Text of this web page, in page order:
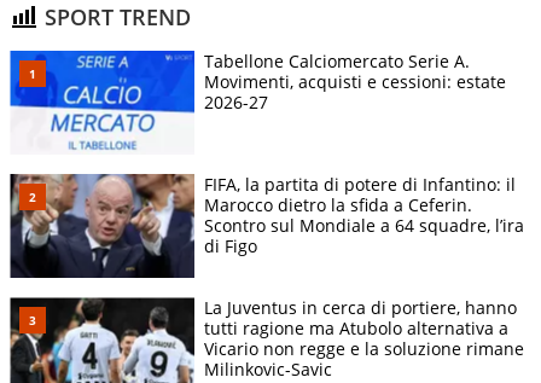
SPORT TREND
Tabellone Calciomercato Serie A.
Movimenti, acquisti e cessioni: estate
2026-27
FIFA, la partita di potere di Infantino: il
Marocco dietro la sfida a Ceferin.
Scontro sul Mondiale a 64 squadre, l’ira
di Figo
La Juventus in cerca di portiere, hanno
tutti ragione ma Atubolo alternativa a
Vicario non regge e la soluzione rimane
Milinkovic-Savic